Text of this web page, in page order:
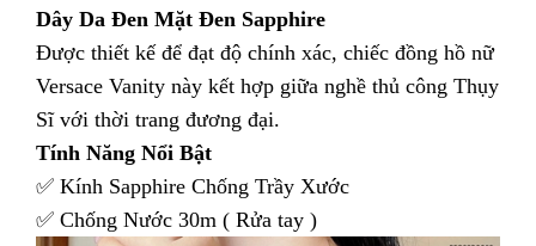
Dây Da Đen Mặt Đen Sapphire
Được thiết kế để đạt độ chính xác, chiếc đồng hồ nữ
Versace Vanity này kết hợp giữa nghề thủ công Thụy
Sĩ với thời trang đương đại.
Tính Năng Nổi Bật
✅ Kính Sapphire Chống Trầy Xước
✅ Chống Nước 30m ( Rửa tay )